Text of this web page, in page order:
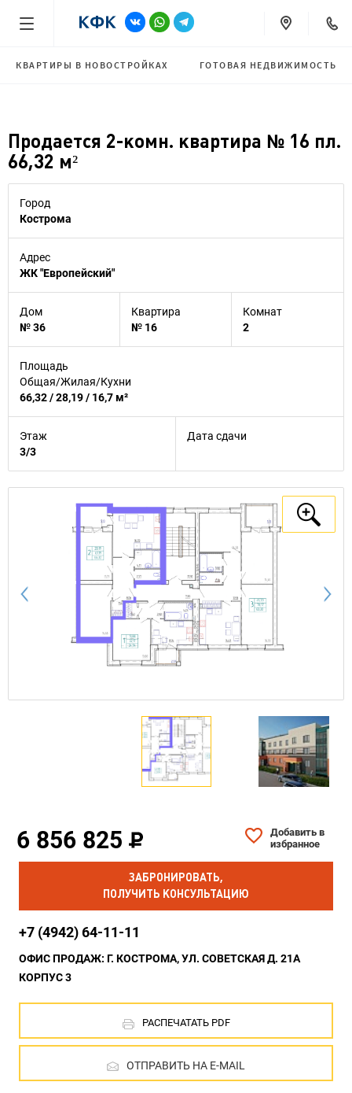
КВАРТИРЫ В НОВОСТРОЙКАХ ГОТОВАЯ НЕДВИЖИМОСТЬ
Продается 2-комн. квартира № 16 пл.
66,32 м²
Город
Кострома
Адрес
ЖК "Европейский"
Дом
№ 36
Квартира
№ 16
Комнат
2
Площадь
Общая/Жилая/Кухни
66,32 / 28,19 / 16,7 м²
Этаж
3/3
Дата сдачи
6 856 825
Добавить в
избранное
ЗАБРОНИРОВАТЬ,
ПОЛУЧИТЬ КОНСУЛЬТАЦИЮ
+7 (4942) 64-11-11
ОФИС ПРОДАЖ: Г. КОСТРОМА, УЛ. СОВЕТСКАЯ Д. 21А
КОРПУС 3
РАСПЕЧАТАТЬ PDF
ОТПРАВИТЬ НА E-MAIL